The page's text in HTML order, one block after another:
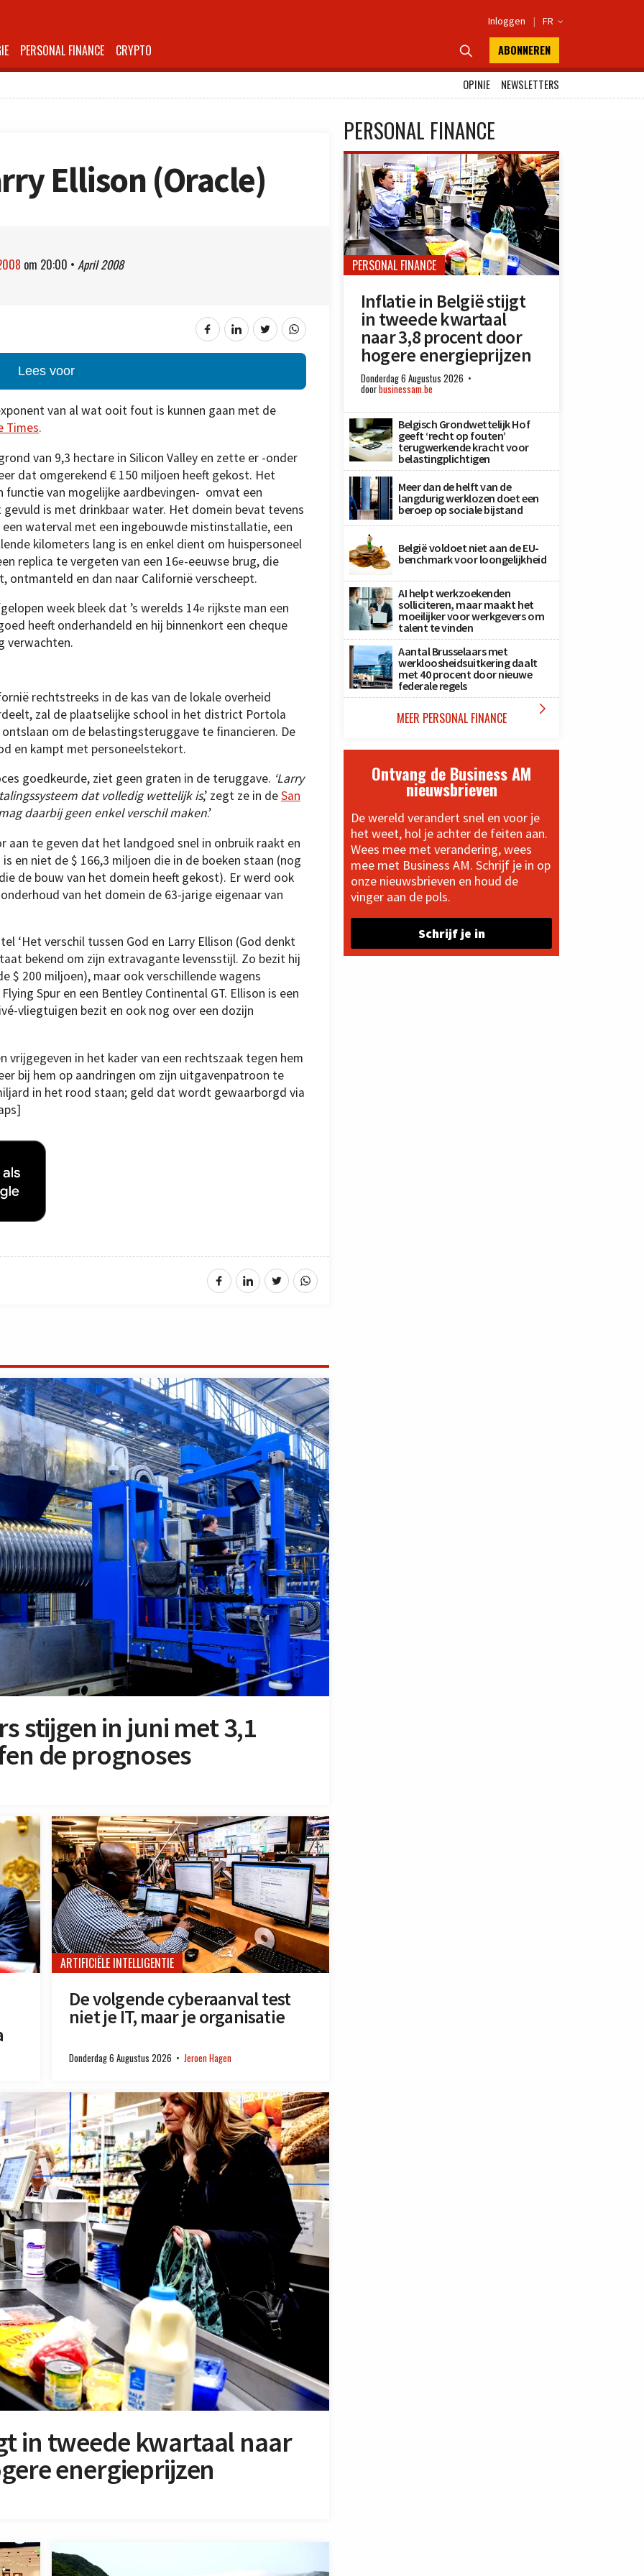
Inloggen | FR 
PERSONAL FINANCE CRYPTO  ABONNEREN
OPINIE NEWSLETTERS
Ellison (Oracle)
om 20:00 • April 2008
Lees voor
van al wat ooit fout is kunnen gaan met de
Times.
van 9,3 hectare in Silicon Valley en zette er -onder
dat omgerekend € 150 miljoen heeft gekost. Het
van mogelijke aardbevingen- omvat een
is met drinkbaar water. Het domein bevat tevens
waterval met een ingebouwde mistinstallatie, een
kilometers lang is en enkel dient om huispersoneel
replica te vergeten van een 16e-eeuwse brug, die
ontmanteld en dan naar Californië verscheept.
week bleek dat ’s werelds 14e rijkste man een
heeft onderhandeld en hij binnenkort een cheque
verwachten.
rechtstreeks in de kas van de lokale overheid
zal de plaatselijke school in het district Portola
om de belastingsteruggave te financieren. De
en kampt met personeelstekort.
goedkeurde, ziet geen graten in de teruggave. ‘Larry
dat volledig wettelijk is,’ zegt ze in deSan
daarbij geen enkel verschil maken.’
te geven dat het landgoed snel in onbruik raakt en
en niet de $ 166,3 miljoen die in de boeken staan (nog
de bouw van het domein heeft gekost). Er werd ook
van het domein de 63-jarige eigenaar van
‘Het verschil tussen God en Larry Ellison (God denkt
bekend om zijn extravagante levensstijl. Zo bezit hij
$ 200 miljoen), maar ook verschillende wagens
Spur en een Bentley Continental GT. Ellison is een
vliegtuigen bezit en ook nog over een dozijn
in het kader van een rechtszaak tegen hem
bij hem op aandringen om zijn uitgavenpatroon te
in het rood staan; geld dat wordt gewaarborgd via
stijgen in juni met 3,1
de prognoses
ARTIFICIËLE INTELLIGENTIE
De volgende cyberaanval test
niet je IT, maar je organisatie
Donderdag 6 Augustus 2026 Jeroen Hagen
in tweede kwartaal naar
energieprijzen
PERSONAL FINANCE
PERSONAL FINANCE
Inflatie in België stijgt
in tweede kwartaal
naar 3,8 procent door
hogere energieprijzen
Donderdag 6 Augustus 2026
doorbusinessam.be
Belgisch Grondwettelijk Hof
geeft ‘recht op fouten’
terugwerkende kracht voor
belastingplichtigen
Meer dan de helft van de
langdurig werklozen doet een
beroep op sociale bijstand
België voldoet niet aan de EU-
benchmark voor loongelijkheid
AI helpt werkzoekenden
solliciteren, maar maakt het
moeilijker voor werkgevers om
talent te vinden
Aantal Brusselaars met
werkloosheidsuitkering daalt
met 40 procent door nieuwe
federale regels
MEER PERSONAL FINANCE 
Ontvang de Business AM
nieuwsbrieven
De wereld verandert snel en voor je
het weet, hol je achter de feiten aan.
Wees mee met verandering, wees
mee met Business AM. Schrijf je in op
onze nieuwsbrieven en houd de
vinger aan de pols.
Schrijf je in